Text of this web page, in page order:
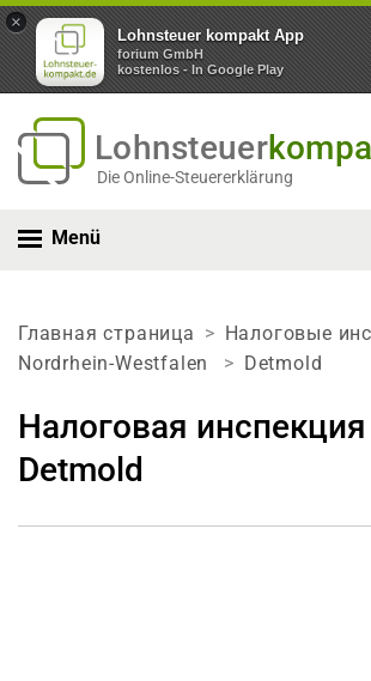
×
Lohnsteuer kompakt App
forium GmbH
kostenlos - In Google Play
Lohnsteuer
Die Online-Steuererklärung
Menü
Главная страница
Налоговые
Nordrhein-Westfalen
Detmold
Налоговая
Detmold